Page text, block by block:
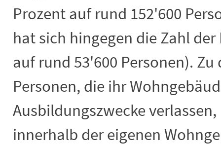
Prozent auf rund 152'600
hat sich hingegen die Zahl
auf rund 53'600 Personen).
Personen, die ihr
Ausbildungszwecke
innerhalb der eigenen